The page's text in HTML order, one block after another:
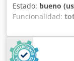
Estado: bueno
Funcionalidad:
Punta: SVZ 2500
de la bolsa: 400
Anchura máxima
la bolsa: 90 mm